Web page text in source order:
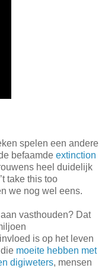
spelen een andere
befaamde extinction
heel duidelijk
take this too
we nog wel eens.
vasthouden? Dat
is op het leven
moeite hebben met
digiweters, mensen